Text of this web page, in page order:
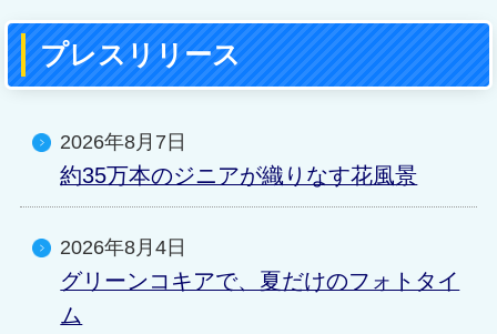
プレスリリース
2026年8月7日
約35万本のジニアが織りなす花風景
2026年8月4日
グリーンコキアで、夏だけのフォトタイ
ム